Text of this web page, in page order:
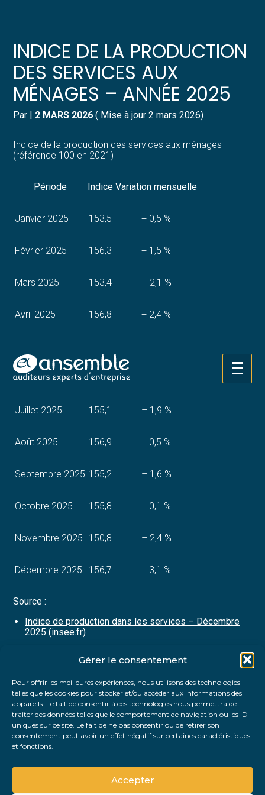
Gérer le consentement
Pour offrir les meilleures expériences, nous utilisons des technologies
telles que les cookies pour stocker et/ou accéder aux informations des
appareils. Le fait de consentir à ces technologies nous permettra de
traiter des données telles que le comportement de navigation ou les ID
uniques sur ce site. Le fait de ne pas consentir ou de retirer son
consentement peut avoir un effet négatif sur certaines caractéristiques
et fonctions.
Accepter
Aller
au
Gérer votre quotidien
Piloter votre entreprise
Développer votre entreprise
Construire votre patrimoine
Structurer votre croissance
électronique
Suivre votre comptabilité
Gérer vos ressources humaines
Dématérialiser vos documents
INDICE DE LA PRODUCTION
DES SERVICES AUX
MÉNAGES – ANNÉE 2025
Par | 2 MARS 2026 ( Mise à jour 2 mars 2026)
Indice de la production des services aux ménages
(référence 100 en 2021)
Période Indice Variation mensuelle
Janvier 2025 153,5 + 0,5 %
Février 2025 156,3 + 1,5 %
Mars 2025 153,4 – 2,1 %
Avril 2025 156,8 + 2,4 %
Juin 2025 157,8
Juillet 2025 155,1 – 1,9 %
Août 2025 156,9 + 0,5 %
Septembre 2025 155,2 – 1,6 %
Octobre 2025 155,8 + 0,1 %
Novembre 2025 150,8 – 2,4 %
Décembre 2025 156,7 + 3,1 %
Source :
Indice de production dans les services – Décembre
2025 (insee.fr)
FaceBook
TwitterLinkedIn